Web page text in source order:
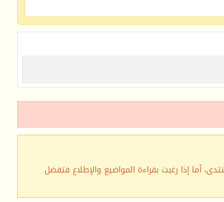
أما إذا رغبت بقراءة المواضيع والإطلاع فتفضل